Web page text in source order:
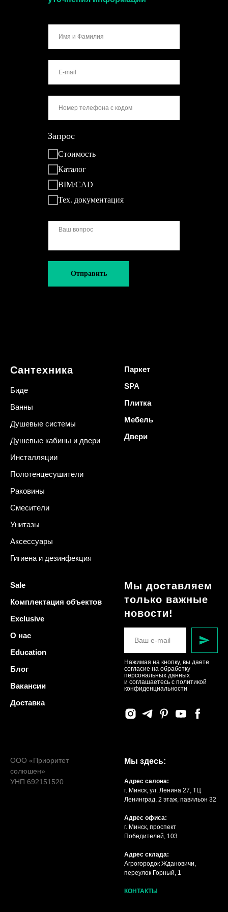
Запрос
Стоимость
Каталог
BIM/CAD
Тех. документация
Отправить
Сантехника
Биде
Ванны
Душевые системы
Душевые кабины и двери
Инсталляции
Полотенцесушители
Раковины
Смесители
Унитазы
Аксессуары
Гигиена и дезинфекция
Паркет
SPA
Плитка
Мебель
Двери
Sale
Комплектация объектов
Exclusive
О нас
Education
Блог
Вакансии
Доставка
Мы доставляем
только важные
новости!
Нажимая на кнопку, вы даете
согласие на обработку
персональных данных
и соглашаетесь c политикой
конфиденциальности
ООО «Приоритет
солюшен»
УНП 692151520
Мы здесь:
Адрес салона:
г. Минск, ул. Ленина 27, ТЦ
Ленинград, 2 этаж, павильон 32
Адрес офиса:
г. Минск, проспект
Победителей, 103
Адрес склада:
Агрогородок Ждановичи,
переулок Горный, 1
КОНТАКТЫ